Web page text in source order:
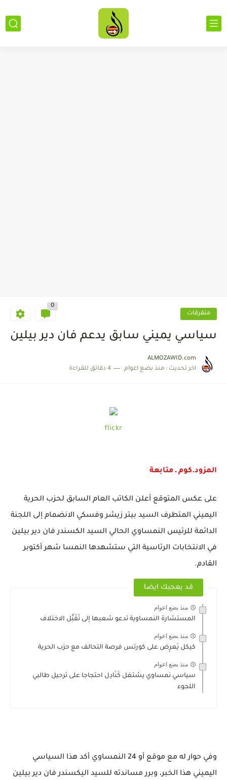
متفرقات
0
سياسي يميني سابق يدعم فان دير بيلين
ALMOZAWID.com
اخر تحديث : منذ بضع اعوام 4 دقائق للقراءة
flickr
المزود.كوم ـ متابعة
على عكس المتوقع أعلن الكاتب العام السابق لحزب الحرية
اليميني المتطرف السيد بيتر زيشر وفسكي الانضمام إلى اللجنة
الدائمة للرئيس النمساوي الحالي السيد الكسندر فان دير بيلين
في الانتخابات الرئاسية التي ستشهدها النمسا شهر أكتوبر
القادم.
قد يعجبك ايضا
منذ بضع اعوام
المستشارة النمساوية تدعو شعبها إلى تَقَبُّل الاختلاف
منذ بضع اعوام
كيكل يَعرِض على كورتس فرصة التحالف مع حزب الحرية
منذ بضع اعوام
سياسي نمساوي يشتغل كَنَادِل احتجاجا على ترحيل طالبي
اللجوء
وفي حوار له مع موقع أو 24 النمساوي أكد هذا السياسي
اليميني هذا الخبر، وبرر مساندته للسيد اليكسندر فان دير بيلين